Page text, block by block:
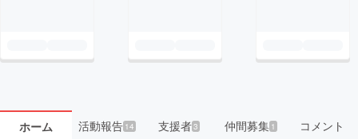
ホーム 活動報告14 支援者3 仲間募集 1 コメント